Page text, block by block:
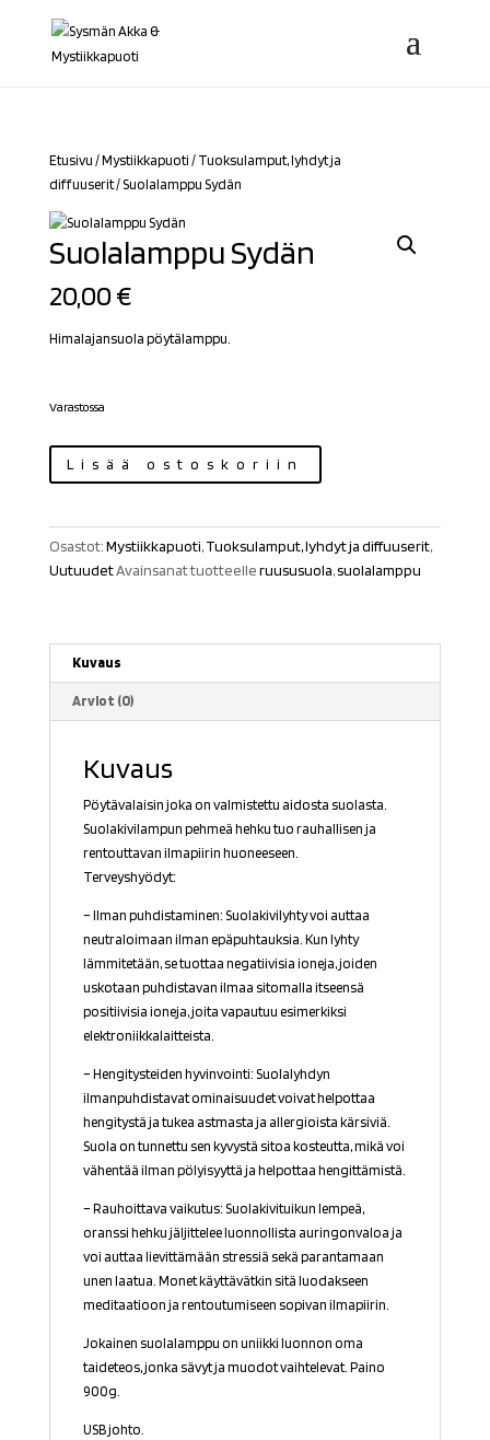
Etusivu /Mystiikkapuoti / Tuoksulamput, lyhdyt ja
diffuuserit/ Suolalamppu Sydän
Suolalamppu Sydän
20,00€
Himalajansuola pöytälamppu.
Varastossa
Suolalamppu
Sydän
Lisää ostoskoriin
Osastot:Mystiikkapuoti,Tuoksulamput, lyhdyt ja diffuuserit,
UutuudetAvainsanat tuotteelleruususuola,suolalamppu
Kuvaus
Arviot (0)
Kuvaus
Pöytävalaisin joka on valmistettu aidosta suolasta.
Suolakivilampun pehmeä hehku tuo rauhallisen ja
rentouttavan ilmapiirin huoneeseen.
Terveyshyödyt:
– Ilman puhdistaminen: Suolakivilyhty voi auttaa
neutraloimaan ilman epäpuhtauksia. Kun lyhty
lämmitetään, se tuottaa negatiivisia ioneja, joiden
uskotaan puhdistavan ilmaa sitomalla itseensä
positiivisia ioneja, joita vapautuu esimerkiksi
elektroniikkalaitteista.
– Hengitysteiden hyvinvointi: Suolalyhdyn
ilmanpuhdistavat ominaisuudet voivat helpottaa
hengitystä ja tukea astmasta ja allergioista kärsiviä.
Suola on tunnettu sen kyvystä sitoa kosteutta, mikä voi
vähentää ilman pölyisyyttä ja helpottaa hengittämistä.
– Rauhoittava vaikutus: Suolakivituikun lempeä,
oranssi hehku jäljittelee luonnollista auringonvaloa ja
voi auttaa lievittämään stressiä sekä parantamaan
unen laatua. Monet käyttävätkin sitä luodakseen
meditaatioon ja rentoutumiseen sopivan ilmapiirin.
Jokainen suolalamppu on uniikki luonnon oma
taideteos, jonka sävyt ja muodot vaihtelevat. Paino
900g.
USB johto.